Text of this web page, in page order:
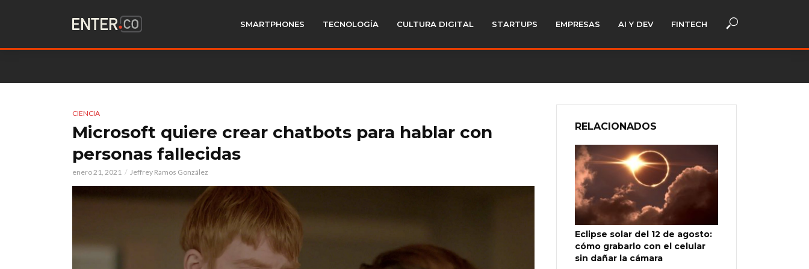
SMARTPHONES TECNOLOGÍA CULTURA DIGITAL STARTUPS EMPRESAS AI Y DEV FINTECH
CIENCIA
Microsoft quiere crear chatbots para hablar con
personas fallecidas
enero 21, 2021 Jeffrey Ramos González
RELACIONADOS
Eclipse solar del 12 de agosto:
cómo grabarlo con el celular
sin dañar la cámara